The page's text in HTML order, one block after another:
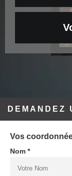
DEMANDEZ
Vos
Nom *